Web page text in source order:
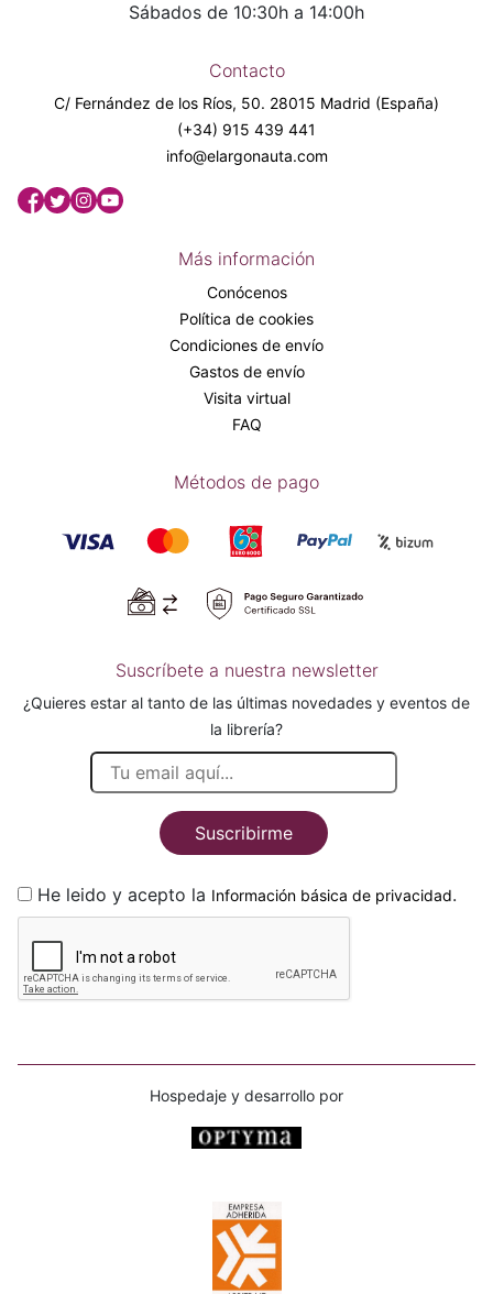
Sábados de 10:30h a 14:00h
Contacto
C/ Fernández de los Ríos, 50. 28015 Madrid (España)
(+34) 915 439 441
info@elargonauta.com
Más información
Conócenos
Política de cookies
Condiciones de envío
Gastos de envío
Visita virtual
FAQ
Métodos de pago
Suscríbete a nuestra newsletter
¿Quieres estar al tanto de las últimas novedades y eventos de
la librería?
Suscribirme
He leido y acepto la Información básica de privacidad.
Hospedaje y desarrollo por